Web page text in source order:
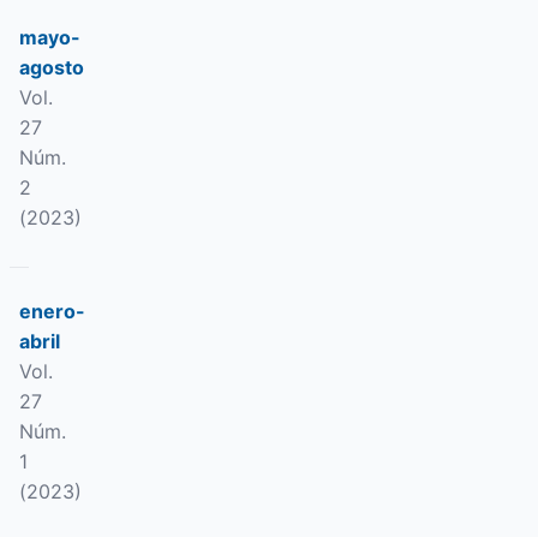
mayo-
agosto
Vol.
27
Núm.
2
(2023)
enero-
abril
Vol.
27
Núm.
1
(2023)